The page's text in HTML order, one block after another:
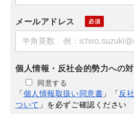
メールアドレス
個人情報・反社会的勢力への
同意する
「 個人情報取扱い同意書 」「 反
ついて 」を必ずご確認ください